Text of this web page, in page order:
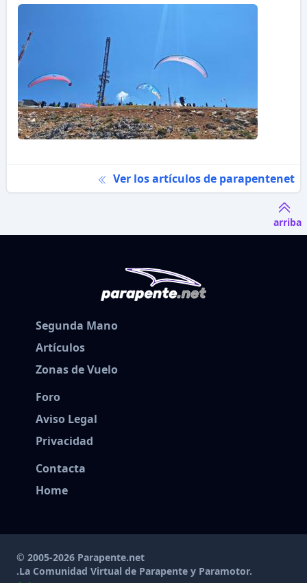
Ver los artículos de parapentenet
arriba
Segunda Mano
Artículos
Zonas de Vuelo
Foro
Aviso Legal
Privacidad
Contacta
Home
© 2005-2026 Parapente.net
.La Comunidad Virtual de Parapente y Paramotor.